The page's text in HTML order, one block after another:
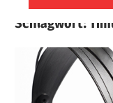
Schlagwort: